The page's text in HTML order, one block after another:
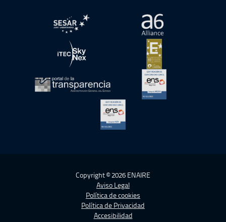
abre en ventana nueva abre en ventana
abre en ventana nueva abre en ventana
abre en ventana nueva
Copyright © 2026 ENAIRE
Aviso Legal
Política de cookies
Política de Privacidad
Accesibilidad